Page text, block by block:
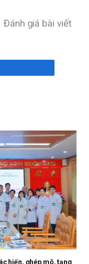
Đánh giá bài viết
hiến, ghép mô, tạng